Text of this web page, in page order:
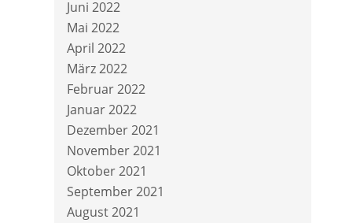
Juni 2022
Mai 2022
April 2022
März 2022
Februar 2022
Januar 2022
Dezember 2021
November 2021
Oktober 2021
September 2021
August 2021